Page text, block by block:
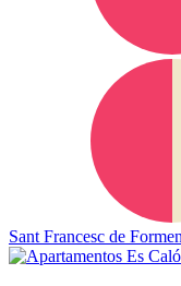
Sant Francesc de